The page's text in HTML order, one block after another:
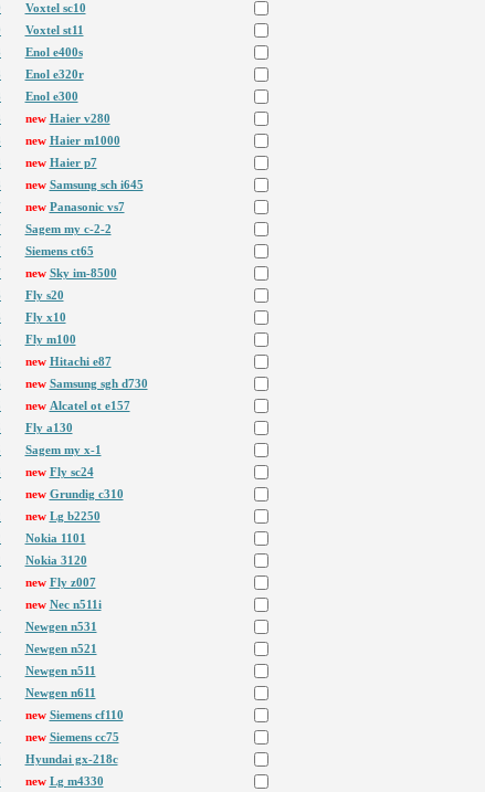
Voxtel sc10
Voxtel st11
Enol e400s
Enol e320r
Enol e300
new Haier v280
new Haier m1000
new Haier p7
new Samsung sch i645
new Panasonic vs7
Sagem my c-2-2
Siemens ct65
new Sky im-8500
Fly s20
Fly x10
Fly m100
new Hitachi e87
new Samsung sgh d730
new Alcatel ot e157
Fly a130
Sagem my x-1
new Fly sc24
new Grundig c310
new Lg b2250
Nokia 1101
Nokia 3120
new Fly z007
new Nec n511i
Newgen n531
Newgen n521
Newgen n511
Newgen n611
new Siemens cf110
new Siemens cc75
Hyundai gx-218c
new Lg m4330